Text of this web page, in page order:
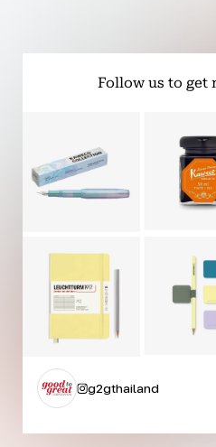
Follow us to get
g2gthailand